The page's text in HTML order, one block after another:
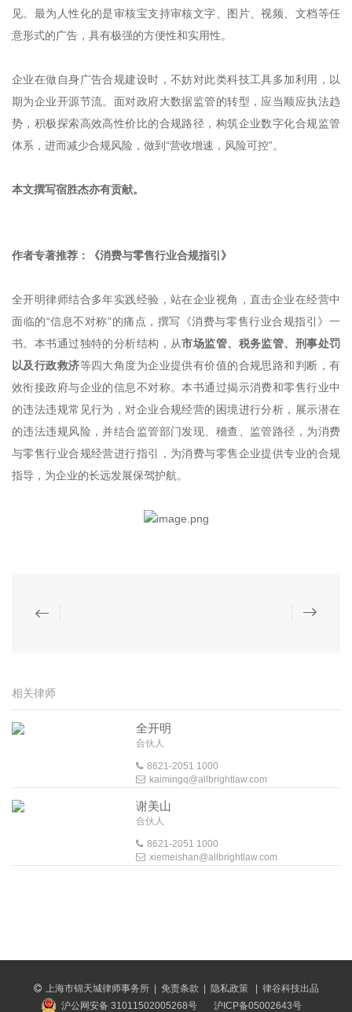
见。最为人性化的是审核宝支持审核文字、图片、视频、文档等任
意形式的广告，具有极强的方便性和实用性。
企业在做自身广告合规建设时，不妨对此类科技工具多加利用，以
期为企业开源节流。面对政府大数据监管的转型，应当顺应执法趋
势，积极探索高效高性价比的合规路径，构筑企业数字化合规监管
体系，进而减少合规风险，做到“营收增速，风险可控”。
本文撰写宿胜杰亦有贡献。
作者专著推荐：《消费与零售行业合规指引》
全开明律师结合多年实践经验，站在企业视角，直击企业在经营中
面临的“信息不对称”的痛点，撰写《消费与零售行业合规指引》一
书。本书通过独特的分析结构，从市场监管、税务监管、刑事处罚
以及行政救济等四大角度为企业提供有价值的合规思路和判断，有
效衔接政府与企业的信息不对称。本书通过揭示消费和零售行业中
的违法违规常见行为，对企业合规经营的困境进行分析，展示潜在
的违法违规风险，并结合监管部门发现、稽查、监管路径，为消费
与零售行业合规经营进行指引，为消费与零售企业提供专业的合规
指导，为企业的长远发展保驾护航。
相关律师
全开明
合伙人
8621-2051 1000
kaimingq@allbrightlaw.com
谢美山
合伙人
8621-2051 1000
xiemeishan@allbrightlaw.com
上海市锦天城律师事务所 | 免责条款 | 隐私政策 | 律谷科技出品
沪公网安备 31011502005268号
沪ICP备05002643号